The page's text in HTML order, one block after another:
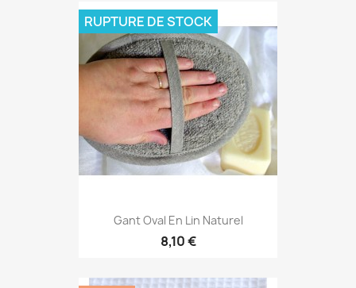
Gant Oval En Lin Naturel
8,10 €
RUPTURE DE STOCK